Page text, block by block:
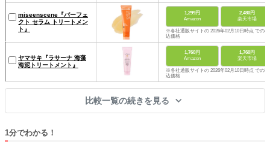
miseenscene『パーフェ
クト セラム トリートメン
ト』
1,299円
Amazon
2,480円
楽天市場
※各社通販サイトの 2026年02月10日時点 での税
込価格
ヤマサキ『ラサーナ 海藻
海泥トリートメント』
1,760円
Amazon
1,760円
楽天市場
※各社通販サイトの 2026年02月10日時点 での税
込価格
比較一覧の続きを見る
1分でわかる！